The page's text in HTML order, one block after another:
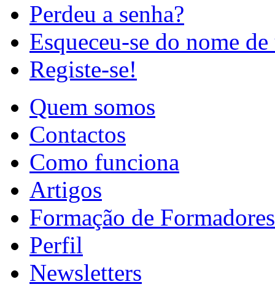
Perdeu a senha?
Esqueceu-se do nome
Registe-se!
Quem somos
Contactos
Como funciona
Artigos
Formação de Formadores
Perfil
Newsletters